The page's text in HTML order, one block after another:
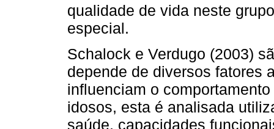
qualidade de vida neste
especial.
Schalock e Verdugo (2003)
depende de diversos fatores
influenciam o
idosos, esta é analisada
saúde, capacidades